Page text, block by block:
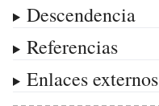
Descendencia
Referencias
Enlaces externos